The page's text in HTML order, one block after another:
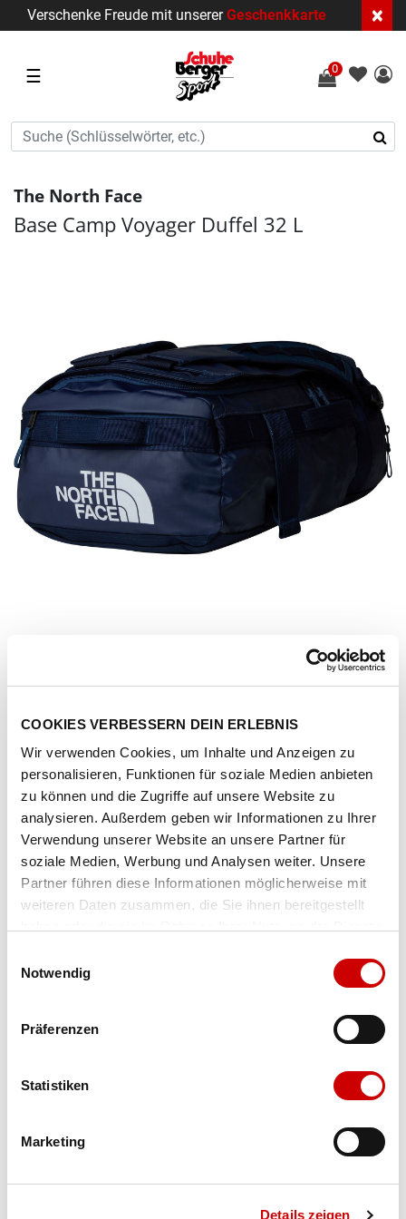
COOKIES VERBESSERN DEIN ERLEBNIS
Wir verwenden Cookies, um Inhalte und Anzeigen zu
personalisieren, Funktionen für soziale Medien anbieten
zu können und die Zugriffe auf unsere Website zu
analysieren. Außerdem geben wir Informationen zu Ihrer
Verwendung unserer Website an unsere Partner für
soziale Medien, Werbung und Analysen weiter. Unsere
Partner führen diese Informationen möglicherweise mit
weiteren Daten zusammen, die Sie ihnen bereitgestellt
Notwendig
Präferenzen
Statistiken
Marketing
Details zeigen
Verschenke Freude mit unsererGeschenkkarte ×
☰ 0
The North Face
Base Camp Voyager Duffel 32 L
Artikel-Nr.160234-1064-2417
Farbe shady blue/summit navy
Ausgewählt
Grösse
portofrei